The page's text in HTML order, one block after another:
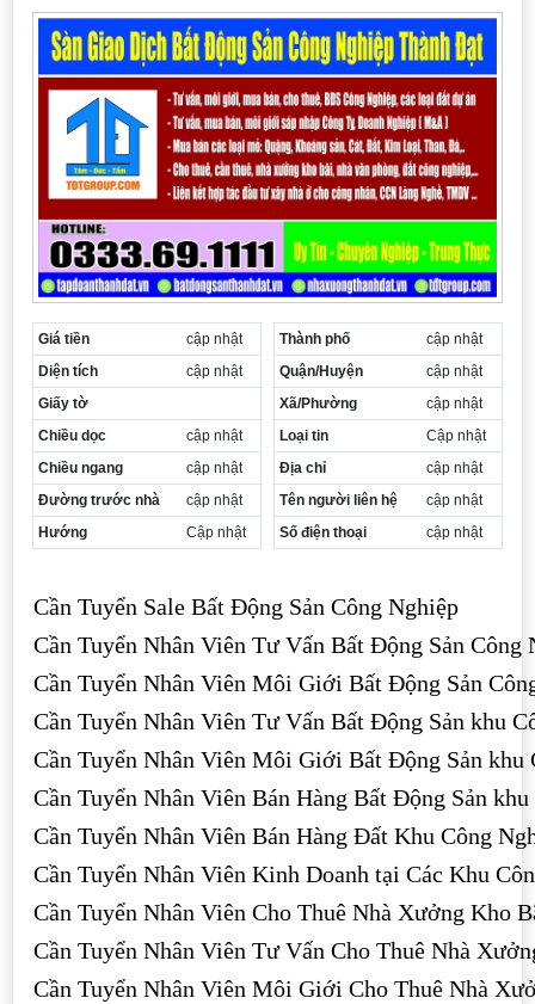
Cần thuê MBKD tại Phường Yên Sở
Cần thuê MBKD tại Phường Hoàng Liệt
Cần thuê MBKD tại Phường Định Công
Cần thuê MBKD tại Phường Tương Mai
Cần thuê MBKD tại Phường Vĩnh Hưng
Cần thuê MBKD tại Phường Lĩnh Nam
Cần thuê MBKD tại Phường Hồng Hà
Cần thuê MBKD tại Phường Láng
Cần thuê MBKD tại Phường Văn Miếu
Cần thuê MBKD tại Phường Kim Liên
Cần thuê MBKD tại Phường Bạch Mai
Cần thuê MBKD tại Phường Vĩnh Tuy
Giá tiền
cập nhật
Diện tích
cập nhật
Giấy tờ
Chiều dọc
cập nhật
Chiều ngang
cập nhật
Đường trước nhà
cập nhật
Hướng
Cập nhật
Thành phố
cập nhật
Quận/Huyện
cập nhật
Xã/Phường
cập nhật
Loại tin
Cập nhật
Địa chỉ
cập nhật
Tên người liên hệ
cập nhật
Số điện thoại
cập nhật
Cần Tuyển Sale Bất Động Sản Công Nghiệp
Cần Tuyển Nhân Viên Tư Vấn Bất Động Sản Công
Cần Tuyển Nhân Viên Môi Giới Bất Động Sản
Cần Tuyển Nhân Viên Tư Vấn Bất Động Sản khu
Cần Tuyển Nhân Viên Môi Giới Bất Động Sản khu
Cần Tuyển Nhân Viên Bán Hàng Bất Động Sản
Cần Tuyển Nhân Viên Bán Hàng Đất Khu Công
Cần Tuyển Nhân Viên Kinh Doanh tại Các Khu
Cần Tuyển Nhân Viên Cho Thuê Nhà Xưởng Kho
Cần Tuyển Nhân Viên Tư Vấn Cho Thuê Nhà
Cần Tuyển Nhân Viên Môi Giới Cho Thuê Nhà